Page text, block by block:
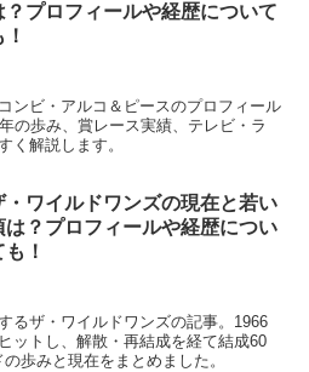
？プロフィールや経歴について
！
ンビ・アルコ＆ピースのプロフィール
の歩み、賞レース実績、テレビ・ラ
く解説します。
・ワイルドワンズの現在と若い
は？プロフィールや経歴につい
も！
るザ・ワイルドワンズの記事。1966
ットし、解散・再結成を経て結成60
歩みと現在をまとめました。